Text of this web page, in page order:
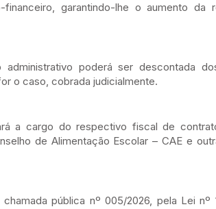
garantindo-lhe o aumento da
poderá ser descontada
o caso, cobrada judicialmente.
a cargo do respectivo fiscal de
de Alimentação Escolar – CAE e
pública nº 005/2026, pela Lei nº